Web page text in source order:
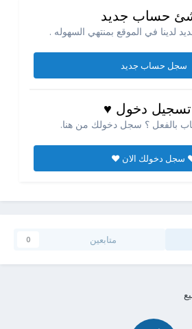
حساب جديد
لدينا في الموقع بمنتهي السهوله .
سجل حساب جديد
دخول ♥
بالفعل ؟ سجل دخولك من هنا.
سجل دخولك الان ♥
متابعين 0